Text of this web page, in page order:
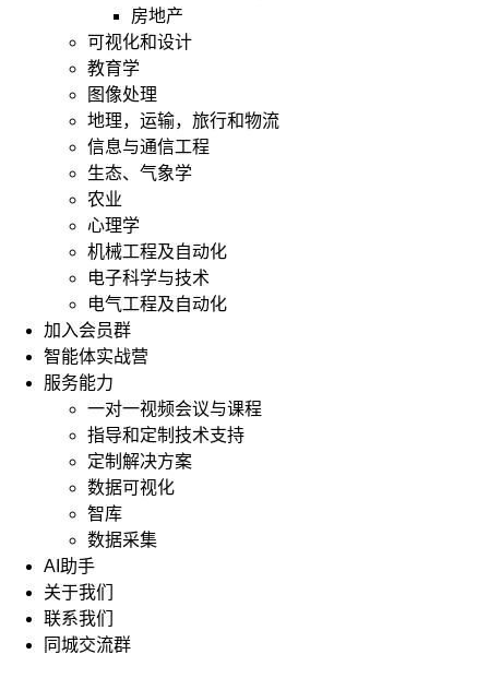
房地产
可视化和设计
教育学
图像处理
地理，运输，旅行和物流
信息与通信工程
生态、气象学
农业
心理学
机械工程及自动化
电子科学与技术
电气工程及自动化
加入会员群
智能体实战营
服务能力
一对一视频会议与课程
指导和定制技术支持
定制解决方案
数据可视化
智库
数据采集
AI助手
关于我们
联系我们
同城交流群